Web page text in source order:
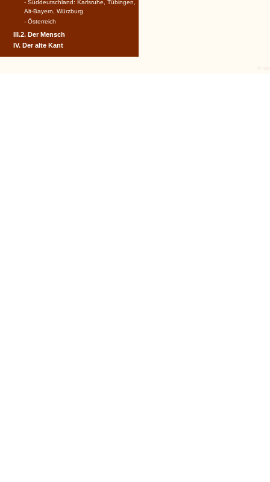
- Süddeutschland: Karlsruhe, Tübingen,
Alt-Bayern, Würzburg
- Österreich
III.2. Der Mensch
IV. Der alte Kant